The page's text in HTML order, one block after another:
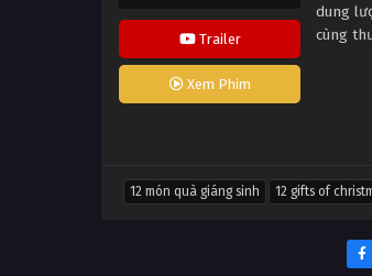
Trailer
Xem Phim
dung
cùng
12 món quà giáng sinh 12 gifts of